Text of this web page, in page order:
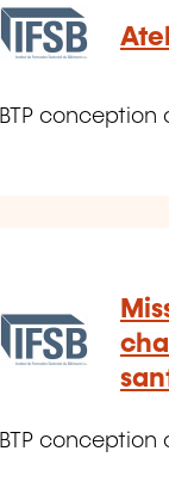
BTP conception
BTP conception